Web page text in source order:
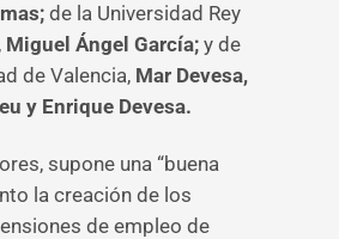
de la Universidad Rey
Miguel Ángel García; y de
de Valencia, Mar Devesa,
y Enrique Devesa.
supone una “buena
la creación de los
de empleo de